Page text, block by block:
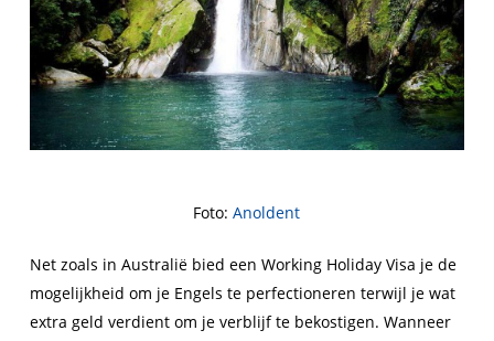
Foto: Anoldent
Net zoals in Australië bied een Working Holiday Visa je de
mogelijkheid om je Engels te perfectioneren terwijl je wat
extra geld verdient om je verblijf te bekostigen. Wanneer